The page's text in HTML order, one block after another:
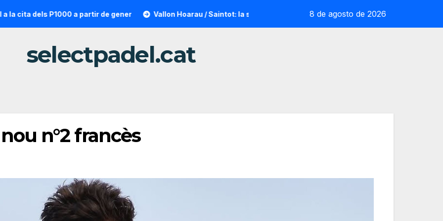
a partir de gener Vallon Hoarau / Saintot: la sorpresa reoliana que desafia la cap de sèrie 1 Andrea Ustero
8 de agosto de 2026
selectpadel.cat
n°2 francès